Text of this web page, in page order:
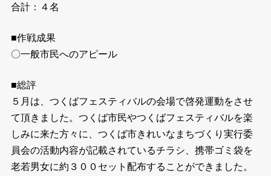
合計：４名
■作戦成果
〇一般市民へのアピール
■総評
５月は、つくばフェスティバルの会場で啓発運動をさせ
て頂きました。つくば市民やつくばフェスティバルを楽
しみに来た方々に、つくば市きれいなまちづくり実行委
員会の活動内容が記載されているチラシ、携帯ゴミ袋を
老若男女に約３００セット配布することができました。